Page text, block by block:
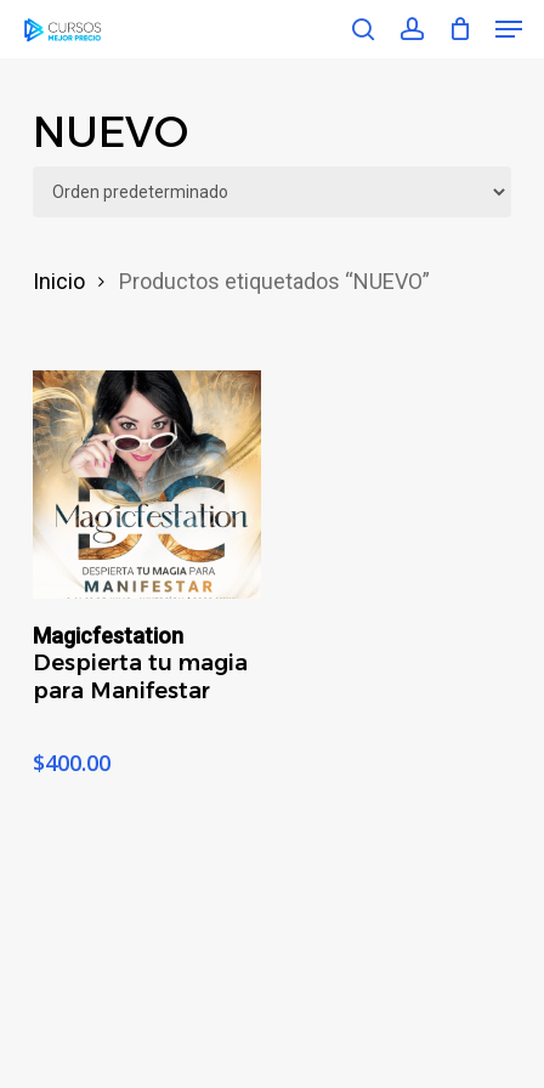
Skip
contentNUEVO
Inicio Productos etiquetados “NUEVO”
Agregar A Carrito
Magicfestation
Despierta tu magia
para Manifestar
$400.00